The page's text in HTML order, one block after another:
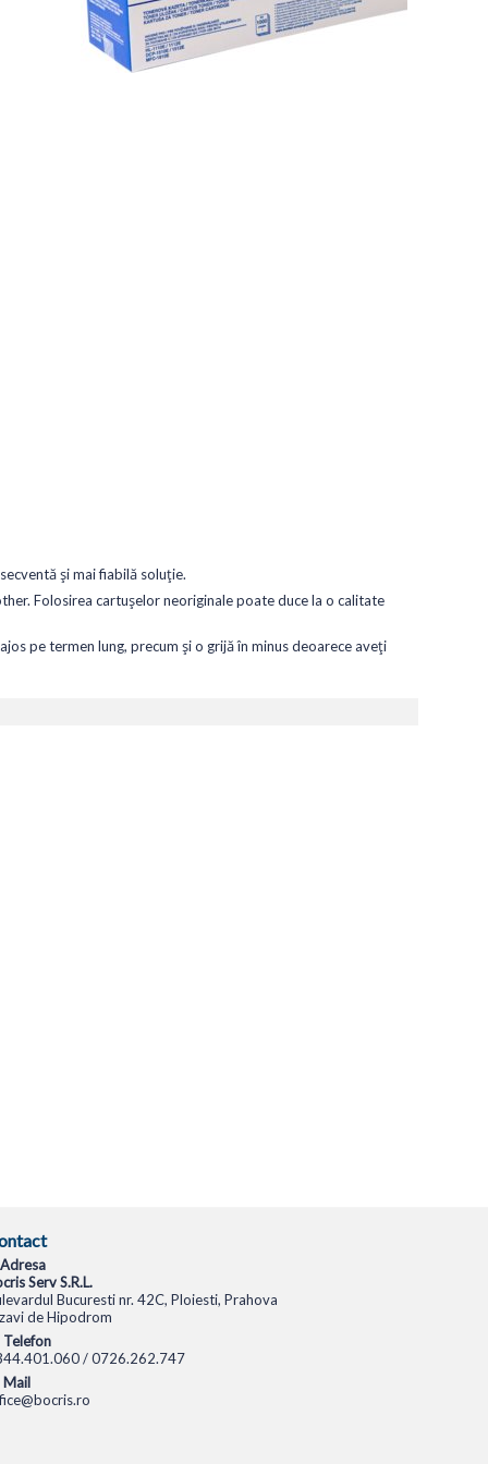
și mai fiabilă soluție.
Folosirea cartușelor neoriginale poate duce la o calitate
pe termen lung, precum și o grijă în minus deoarece aveți
Adresa
Serv S.R.L.
Bucuresti nr. 42C, Ploiesti, Prahova
de Hipodrom
Telefon
/ 0726.262.747
Mail